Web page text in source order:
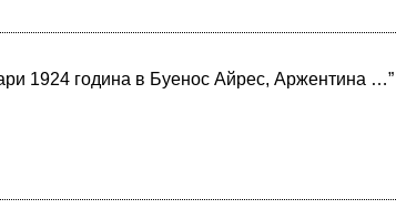
1924 година в Буенос Айрес, Аржентина …”